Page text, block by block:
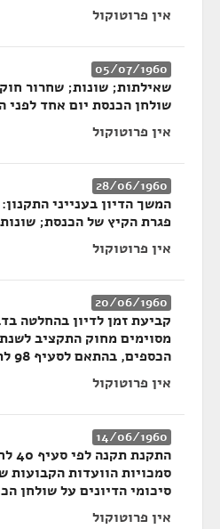
אין פרוטוקול
05/07/1960
שאילתות; שונות; שחרור
שולחן הכנסת יום אחד לפני
אין פרוטוקול
28/06/1960
המשך הדיון בענייני
פגרת הקיץ של הכנסת; שונות
אין פרוטוקול
20/06/1960
קביעת זמן לדיון בהחלטה
הכספים, בהתאם לסעיף 98 לתקנון הכנסת
אין פרוטוקול
14/06/1960
סמכויות הוועדות הקבועות
סיכומי הדיונים על שולחן
אין פרוטוקול